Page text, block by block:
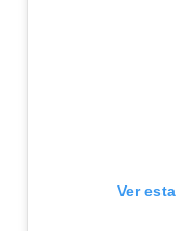
Ver